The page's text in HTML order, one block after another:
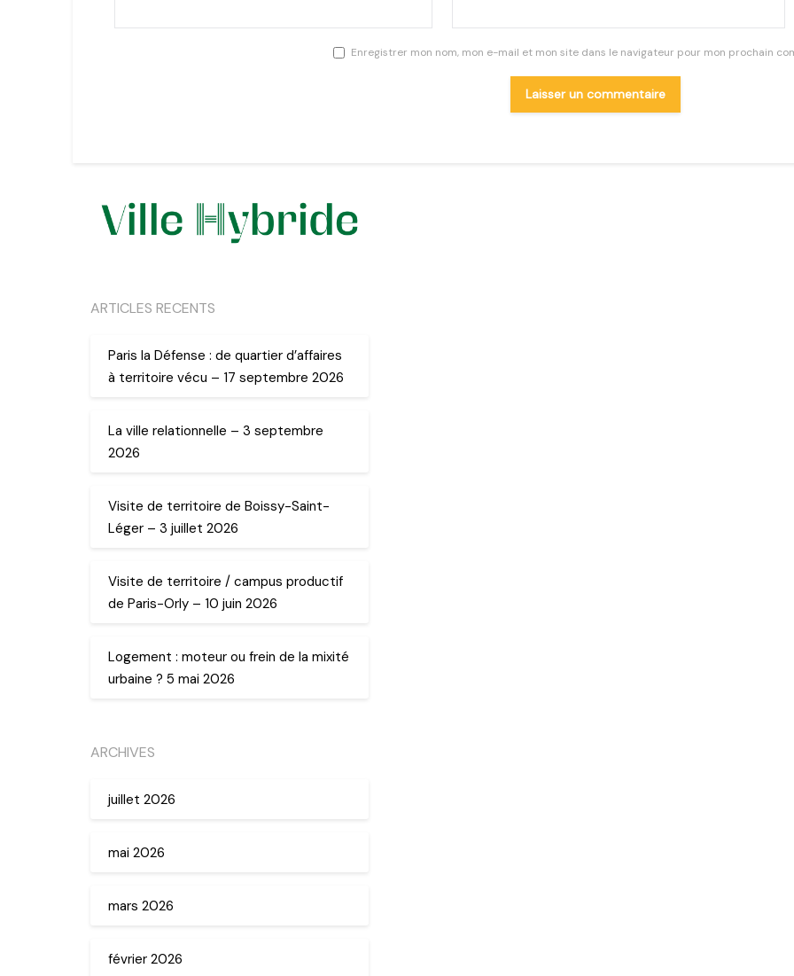
Enregistrer mon nom, mon e-mail et mon site dans le navigateur pour mon prochain
ARTICLES RECENTS
Paris la Défense : de quartier d’affaires
à territoire vécu – 17 septembre 2026
La ville relationnelle – 3 septembre
2026
Visite de territoire de Boissy-Saint-
Léger – 3 juillet 2026
Visite de territoire / campus productif
de Paris-Orly – 10 juin 2026
Logement : moteur ou frein de la mixité
urbaine ? 5 mai 2026
ARCHIVES
juillet 2026
mai 2026
mars 2026
février 2026